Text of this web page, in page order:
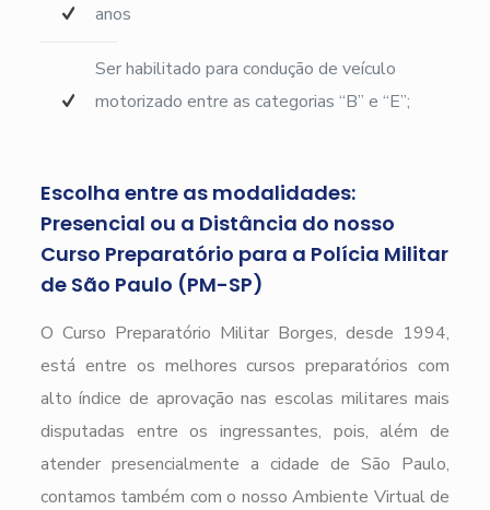
anos
Ser habilitado para condução de veículo
motorizado entre as categorias “B” e “E”;
Escolha entre as modalidades:
Presencial ou a Distância do nosso
Curso Preparatório para a Polícia Militar
de São Paulo (PM-SP)
O Curso Preparatório Militar Borges, desde 1994,
está entre os melhores cursos preparatórios com
alto índice de aprovação nas escolas militares mais
disputadas entre os ingressantes, pois, além de
atender presencialmente a cidade de São Paulo,
contamos também com o nosso Ambiente Virtual de